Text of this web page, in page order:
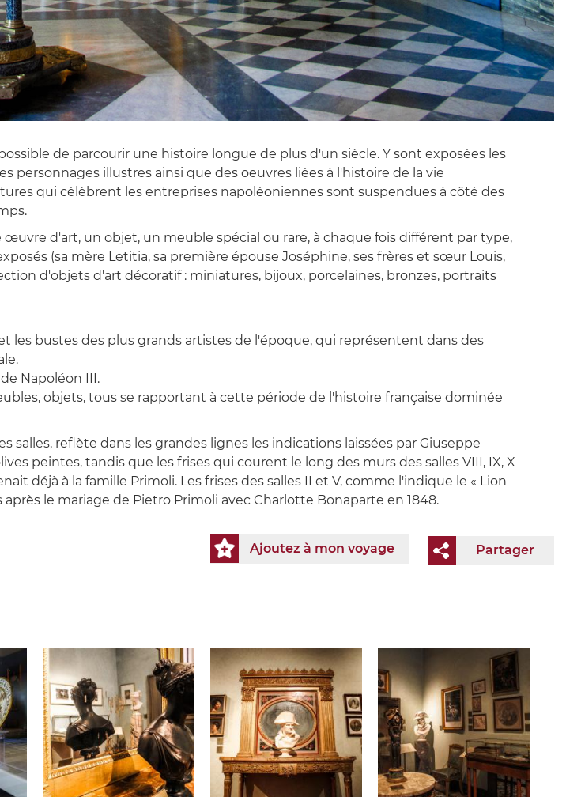
de parcourir une histoire longue de plus d'un siècle. Y sont exposées les
illustres ainsi que des oeuvres liées à l'histoire de la vie
qui célèbrent les entreprises napoléoniennes sont suspendues à côté des
d'art, un objet, un meuble spécial ou rare, à chaque fois différent par type,
(sa mère Letitia, sa première épouse Joséphine, ses frères et sœur Louis,
d'objets d'art décoratif : miniatures, bijoux, porcelaines, bronzes, portraits
les bustes des plus grands artistes de l'époque, qui représentent dans des
Napoléon III.
objets, tous se rapportant à cette période de l'histoire française dominée
reflète dans les grandes lignes les indications laissées par Giuseppe
peintes, tandis que les frises qui courent le long des murs des salles VIII, IX, X
déjà à la famille Primoli. Les frises des salles II et V, comme l'indique le « Lion
le mariage de Pietro Primoli avec Charlotte Bonaparte en 1848.
Partager
Ajoutez à mon voyage